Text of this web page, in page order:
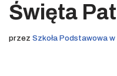
Święta
przez Szkoła Podstawowa